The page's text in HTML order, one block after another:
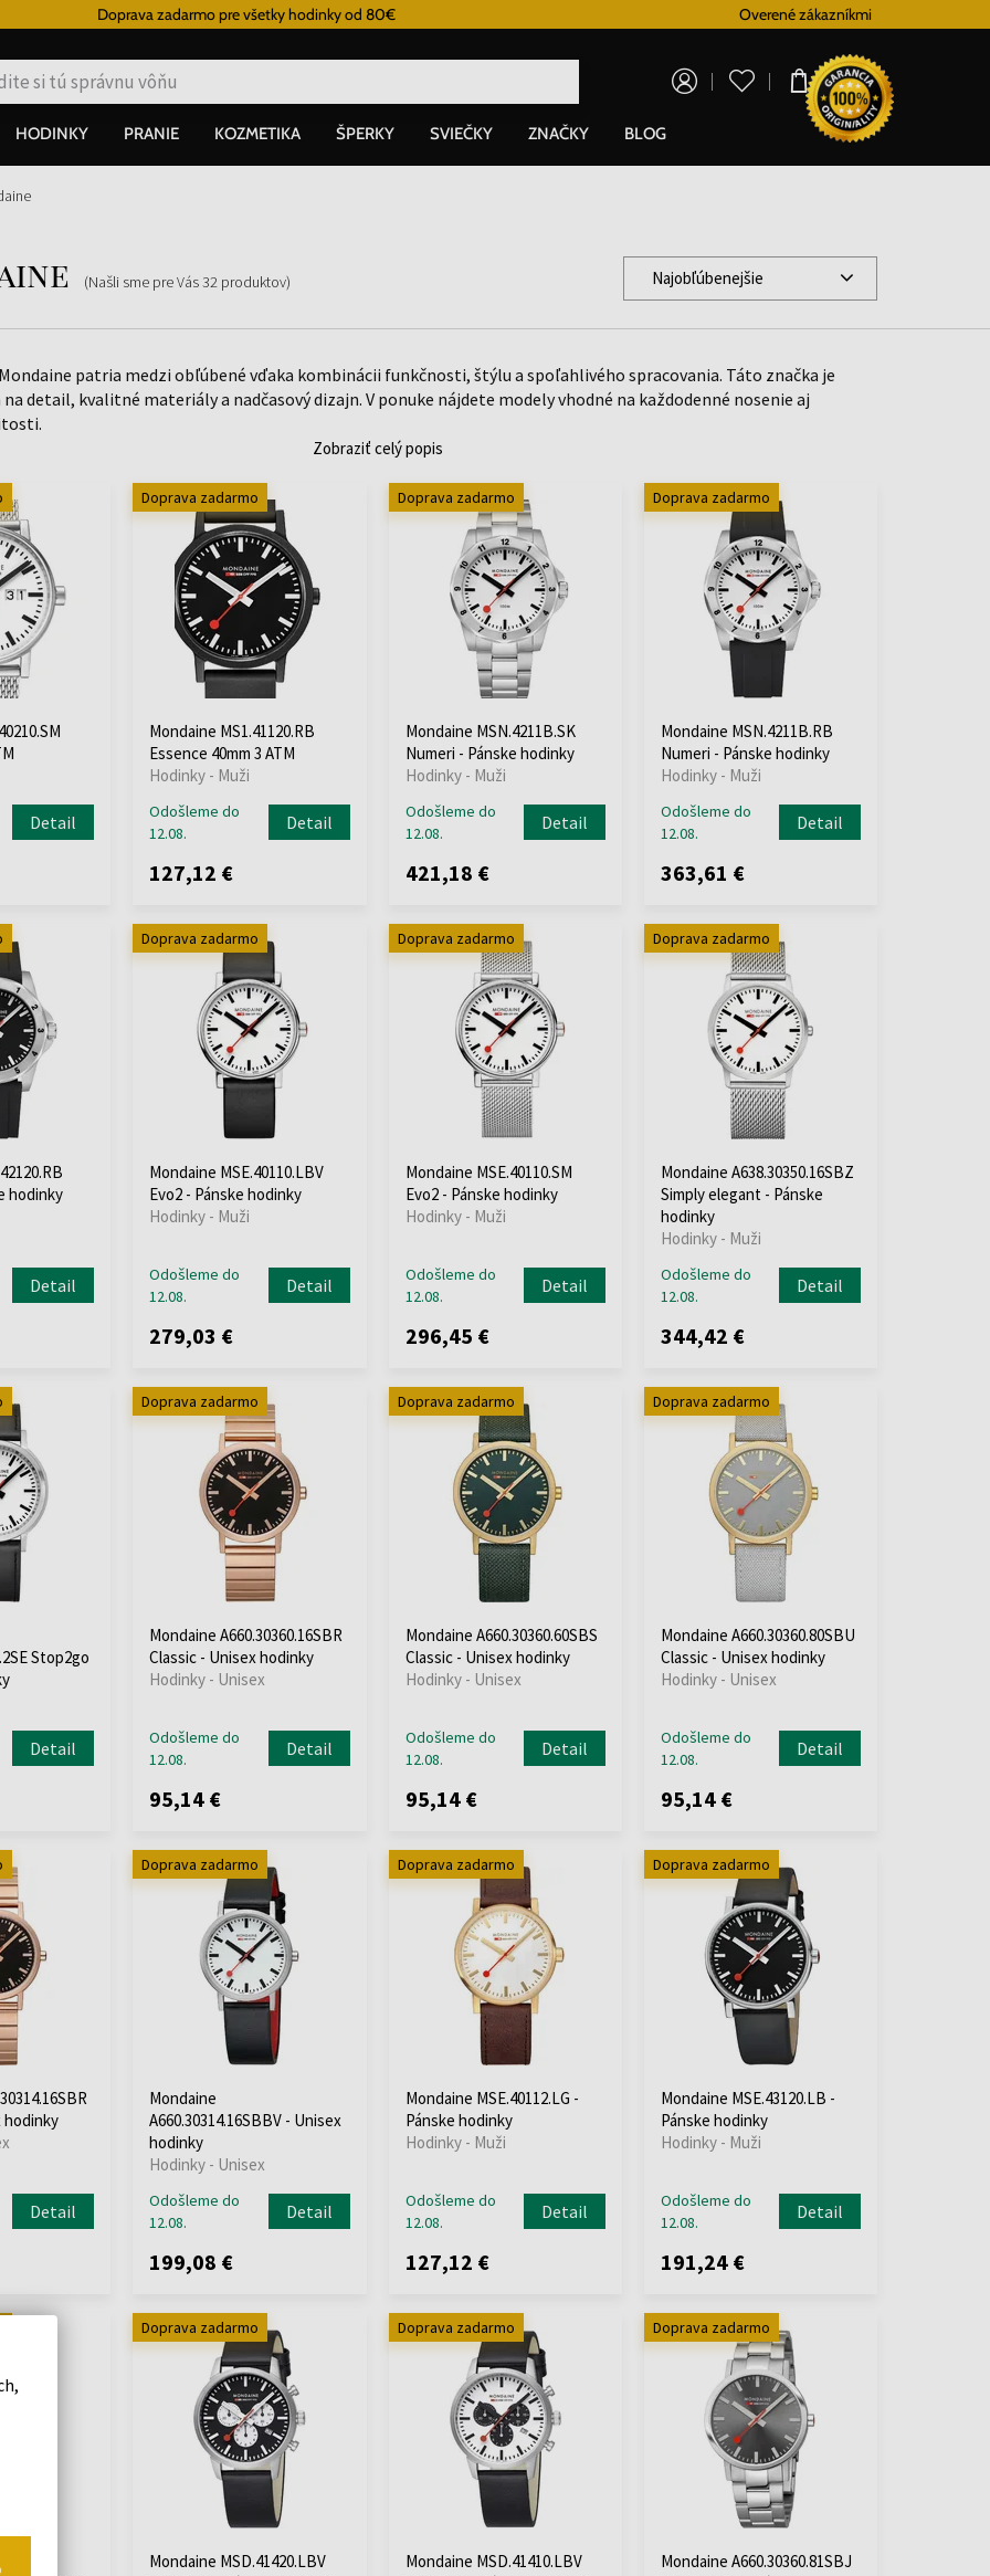
Doprava zadarmo pre všetky hodinky od 80€ Overené zákazníkmi
0,00 €
HODINKY PRANIE KOZMETIKA ŠPERKY SVIEČKY ZNAČKY BLOG
(Našli sme pre Vás32 produktov) Najobľúbenejšie
Mondaine patria medzi obľúbené vďaka kombinácii funkčnosti, štýlu a spoľahlivého spracovania. Táto značka je
detail, kvalitné materiály a nadčasový dizajn. V ponuke nájdete modely vhodné na každodenné nosenie aj
Zobraziť celý popis
Detail
Doprava zadarmo
Mondaine MS1.41120.RB
Essence 40mm 3 ATM
Hodinky - Muži
Odošleme do
12.08.
Detail
127,12 €
Doprava zadarmo
Mondaine MSN.4211B.SK
Numeri - Pánske hodinky
Hodinky - Muži
Odošleme do
12.08.
Detail
421,18 €
Doprava zadarmo
Mondaine MSN.4211B.RB
Numeri - Pánske hodinky
Hodinky - Muži
Odošleme do
12.08.
Detail
363,61 €
hodinky
Detail
Doprava zadarmo
Mondaine MSE.40110.LBV
Evo2 - Pánske hodinky
Hodinky - Muži
Odošleme do
12.08.
Detail
279,03 €
Doprava zadarmo
Mondaine MSE.40110.SM
Evo2 - Pánske hodinky
Hodinky - Muži
Odošleme do
12.08.
Detail
296,45 €
Doprava zadarmo
Mondaine A638.30350.16SBZ
Simply elegant - Pánske
hodinky
Hodinky - Muži
Odošleme do
12.08.
Detail
344,42 €
Stop2go
Detail
Doprava zadarmo
Mondaine A660.30360.16SBR
Classic - Unisex hodinky
Hodinky - Unisex
Odošleme do
12.08.
Detail
95,14 €
Doprava zadarmo
Mondaine A660.30360.60SBS
Classic - Unisex hodinky
Hodinky - Unisex
Odošleme do
12.08.
Detail
95,14 €
Doprava zadarmo
Mondaine A660.30360.80SBU
Classic - Unisex hodinky
Hodinky - Unisex
Odošleme do
12.08.
Detail
95,14 €
hodinky
Detail
Doprava zadarmo
Mondaine
A660.30314.16SBBV - Unisex
hodinky
Hodinky - Unisex
Odošleme do
12.08.
Detail
199,08 €
Doprava zadarmo
Mondaine MSE.40112.LG -
Pánske hodinky
Hodinky - Muži
Odošleme do
12.08.
Detail
127,12 €
Doprava zadarmo
Mondaine MSE.43120.LB -
Pánske hodinky
Hodinky - Muži
Odošleme do
12.08.
Detail
191,24 €
Doprava zadarmo
Mondaine MSD.41420.LBV
Doprava zadarmo
Mondaine MSD.41410.LBV
Doprava zadarmo
Mondaine A660.30360.81SBJ